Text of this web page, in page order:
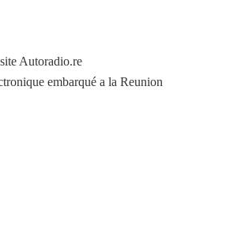
Autoradio.re
embarqué a la Reunion